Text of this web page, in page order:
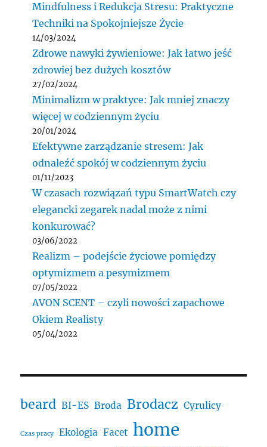
Mindfulness i Redukcja Stresu: Praktyczne
Techniki na Spokojniejsze Życie
14/03/2024
Zdrowe nawyki żywieniowe: Jak łatwo jeść
zdrowiej bez dużych kosztów
27/02/2024
Minimalizm w praktyce: Jak mniej znaczy
więcej w codziennym życiu
20/01/2024
Efektywne zarządzanie stresem: Jak
odnaleźć spokój w codziennym życiu
01/11/2023
W czasach rozwiązań typu SmartWatch czy
elegancki zegarek nadal może z nimi
konkurować?
03/06/2022
Realizm – podejście życiowe pomiędzy
optymizmem a pesymizmem
07/05/2022
AVON SCENT – czyli nowości zapachowe
Okiem Realisty
05/04/2022
beard BI-ES Broda Brodacz Cyrulicy
Czas pracy Ekologia Facet home